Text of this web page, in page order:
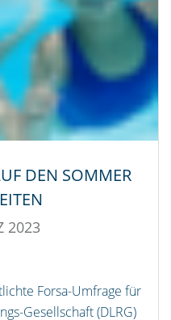
DEN SOMMER
2023
Forsa-Umfrage für
Gesellschaft (DLRG)